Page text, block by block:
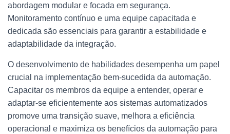
abordagem modular e focada em segurança.
Monitoramento contínuo e uma equipe capacitada e
dedicada são essenciais para garantir a estabilidade e
adaptabilidade da integração.
O desenvolvimento de habilidades desempenha um papel
crucial na implementação bem-sucedida da automação.
Capacitar os membros da equipe a entender, operar e
adaptar-se eficientemente aos sistemas automatizados
promove uma transição suave, melhora a eficiência
operacional e maximiza os benefícios da automação para